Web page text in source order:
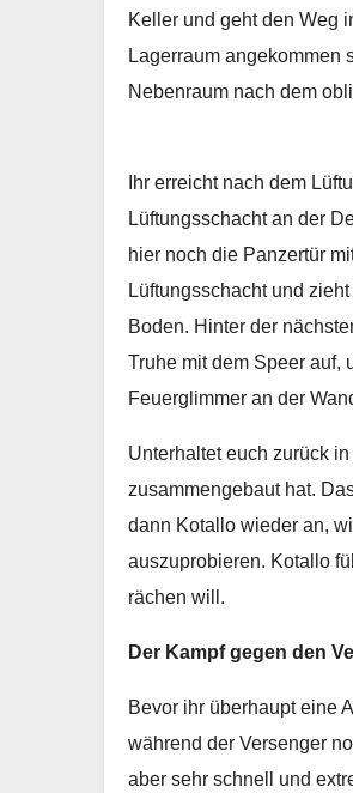
Keller und geht den Weg
Lagerraum angekommen
Nebenraum nach dem
Ihr erreicht nach dem
Lüftungsschacht an der
hier noch die Panzertür
Lüftungsschacht und
Boden. Hinter der
Truhe mit dem Speer auf,
Feuerglimmer an der
Unterhaltet euch zurück
zusammengebaut hat.
dann Kotallo wieder an,
auszuprobieren. Kotallo
rächen will.
Der Kampf gegen den
Bevor ihr überhaupt eine
während der Versenger
aber sehr schnell und